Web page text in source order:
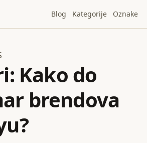
Blog Kategorije Oznake
Kako do
brendova